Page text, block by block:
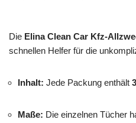
Die Elina Clean Car Kfz-
schnellen Helfer für die
Inhalt: Jede Packung enthält
Maße: Die einzelnen Tücher